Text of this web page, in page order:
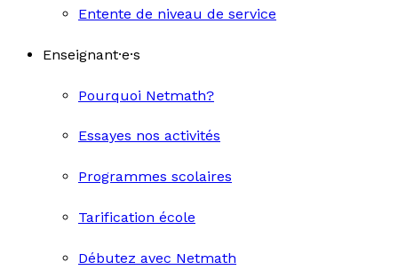
Entente de niveau de service
Enseignant·e·s
Pourquoi Netmath?
Essayes nos activités
Programmes scolaires
Tarification école
Débutez avec Netmath